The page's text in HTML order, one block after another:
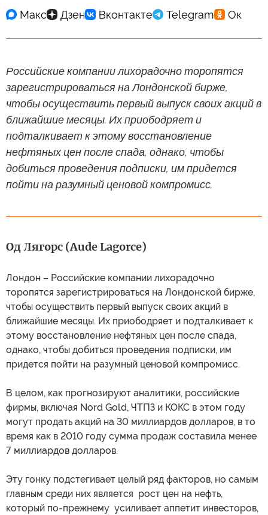
Российские компании лихорадочно торопятся
зарегистрироваться на Лондонской бирже,
чтобы осуществить первый выпуск своих акций в
ближайшие месяцы. Их приободряет и
подталкивает к этому восстановление
нефтяных цен после спада, однако, чтобы
добиться проведения подписки, им придется
пойти на разумный ценовой компромисс.
Од Лягорс (Aude Lagorce)
Лондон – Российские компании лихорадочно
торопятся зарегистрироваться на Лондонской бирже,
чтобы осуществить первый выпуск своих акций в
ближайшие месяцы. Их приободряет и подталкивает к
этому восстановление нефтяных цен после спада,
однако, чтобы добиться проведения подписки, им
придется пойти на разумный ценовой компромисс.
В целом, как прогнозируют аналитики, российские
фирмы, включая Nord Gold, ЧТПЗ и КОКС в этом году
могут продать акций на 30 миллиардов долларов, в то
время как в 2010 году сумма продаж составила менее
7 миллиардов долларов.
Эту гонку подстегивает целый ряд факторов, но самым
главным среди них является рост цен на нефть,
который по-прежнему усиливает аппетит инвесторов,